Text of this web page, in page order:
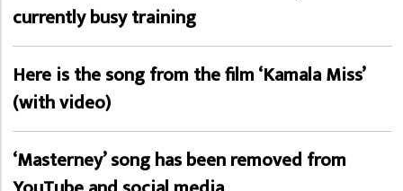
currently busy training
Here is the song from the film ‘Kamala Miss’
(with video)
‘Masterney’ song has been removed from